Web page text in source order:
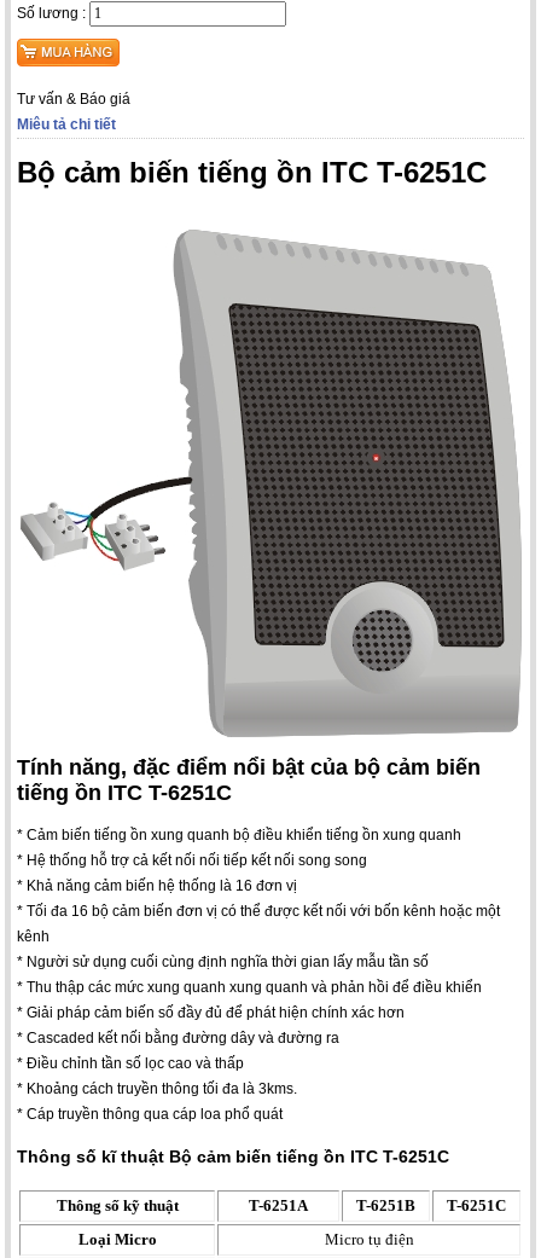
Số lương :
Tư vấn & Báo giá
Miêu tả chi tiết
Bộ cảm biến tiếng ồn ITC T-6251C
Tính năng, đặc điểm nổi bật của bộ cảm biến
tiếng ồn ITC T-6251C
* Cảm biến tiếng ồn xung quanh bộ điều khiển tiếng ồn xung quanh
* Hệ thống hỗ trợ cả kết nối nối tiếp kết nối song song
* Khả năng cảm biến hệ thống là 16 đơn vị
* Tối đa 16 bộ cảm biến đơn vị có thể được kết nối với bốn kênh hoặc một
kênh
* Người sử dụng cuối cùng định nghĩa thời gian lấy mẫu tần số
* Thu thập các mức xung quanh xung quanh và phản hồi để điều khiển
* Giải pháp cảm biến số đầy đủ để phát hiện chính xác hơn
* Cascaded kết nối bằng đường dây và đường ra
* Điều chỉnh tần số lọc cao và thấp
* Khoảng cách truyền thông tối đa là 3kms.
* Cáp truyền thông qua cáp loa phổ quát
Thông số kĩ thuật Bộ cảm biến tiếng ồn ITC T-6251C
Thông số kỹ thuật T-6251A T-6251B
T-6251C
Loại Micro
Micro tụ điện